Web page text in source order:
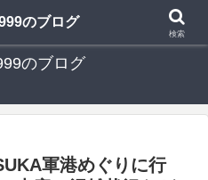
供とのお出かけを書いたブログです
のブログ
軍港めぐりに行
のブログ
検索